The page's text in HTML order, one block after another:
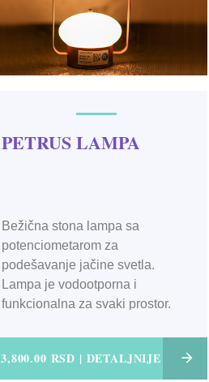
PETRUS LAMPA
Bežična stona lampa sa
potenciometarom za
podešavanje jačine svetla.
Lampa je vodootporna i
funkcionalna za svaki prostor.
3,800.00 RSD | DETALJNIJE